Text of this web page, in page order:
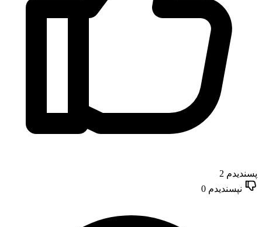
پسندیدم 2
نپسندیدم 0